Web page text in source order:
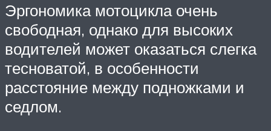
Эргономика мотоцикла очень
свободная, однако для высоких
водителей может оказаться слегка
тесноватой, в особенности
расстояние между подножками и
седлом.